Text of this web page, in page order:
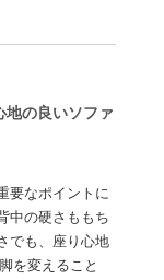
地の良いソファ
要なポイントに
中の硬さももち
でも、座り心地
を変えること